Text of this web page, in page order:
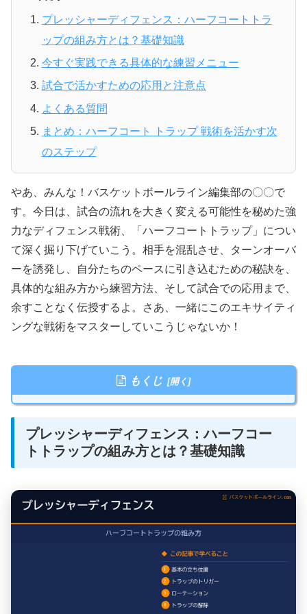
プレッシャーディフェンス：ハーフコートトラ
ップの組み方とは？基礎知識
今すぐ実践できる具体的な練習メニュー
試合で活かすための応用と注意点
よくある質問
まとめ：ハーフコート トラップ 戦術を活かす次
のステップ
やあ、みんな！バスケットボールライン編集部の〇〇で
す。今日は、試合の流れを大きく変える可能性を秘めた強
力なディフェンス戦術、「ハーフコートトラップ」につい
て深く掘り下げていこう。相手を混乱させ、ターンオーバ
ーを誘発し、自分たちのペースに引き込むための秘訣を、
具体的な組み方から練習方法、そして試合での応用まで、
余すことなく伝授するよ。さあ、一緒にこのエキサイティ
ングな戦術をマスターしていこうじゃないか！
もくじ
プレッシャーディフェンス：ハーフコー
トトラップの組み方とは？基礎知識